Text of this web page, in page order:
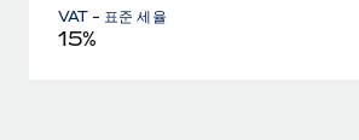
VAT - 표준 세율
15%